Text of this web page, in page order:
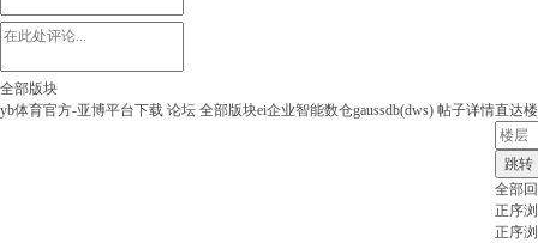
全部版块
yb体育官方-亚博平台下载 论坛 全部版块ei企业智能数仓gaussdb(dws) 帖子详情直达
跳转
全部
正序
正序